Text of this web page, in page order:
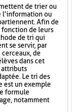
de trier ou
l’information ou
Afin de
fonction de leurs
de tri qui
se servir, par
de
dans cet
attributs
Le tri des
est un exemple
formule
notamment